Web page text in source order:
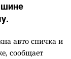
авто спичка и
сообщает